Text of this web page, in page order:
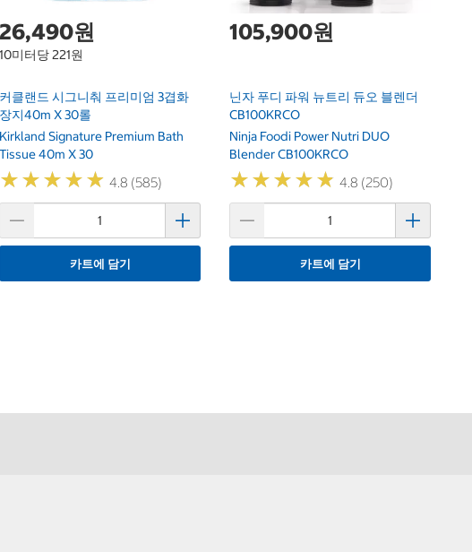
26,490원
10미터당 221원
커클랜드 시그니춰 프리미엄 3겹화
장지40m X 30롤
Kirkland Signature Premium Bath
Tissue 40m X 30
★★★★★
★★★★★ 4.8 (585)
카트에 담기
105,900원
닌자 푸디 파워 뉴트리 듀오 블렌더
CB100KRCO
Ninja Foodi Power Nutri DUO
Blender CB100KRCO
★★★★★
★★★★★ 4.8 (250)
카트에 담기